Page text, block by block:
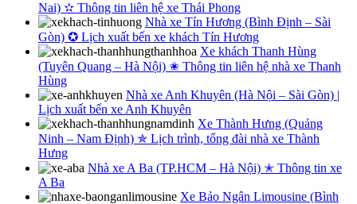
Nai) ✫ Thông tin liên hệ xe Thái Phong
Nhà xe Tín Hương (Bình Định – Sài
Gòn) ✪ Lịch xuất bến xe khách Tín Hương
Xe khách Thanh Hùng
(Tuyên Quang – Hà Nội) ✬ Thông tin liên hệ nhà xe Thanh
Hùng
Nhà xe Anh Khuyên (Hà Nội – Sài Gòn) |
Lịch xuất bến xe Anh Khuyên
Xe Thành Hưng (Quảng
Ninh – Nam Định) ✯ Lịch trình, tổng đài nhà xe Thành
Hưng
Nhà xe A Ba (TP.HCM – Hà Nội) ✭ Thông tin xe
A Ba
Xe Bảo Ngân Limousine (Bình